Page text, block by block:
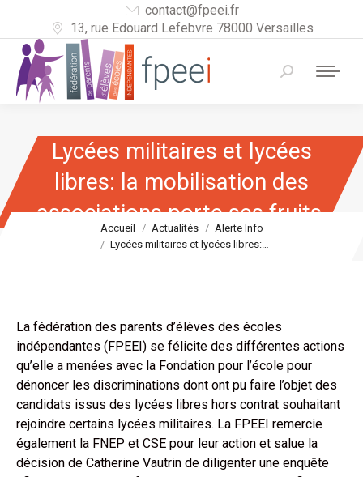
contact@fpeei.fr
13, rue Edouard Lefebvre 78000 Versailles
Recherche
Lycées militaires et lycées
libres: la mobilisation des
associations porte ses fruits.
Vous êtes ici :Accueil Actualités
Alerte Info
Lycées militaires et lycées libres:…
La fédération des parents d’élèves des écoles
indépendantes (FPEEI) se félicite des différentes actions
qu’elle a menées avec la Fondation pour l’école pour
dénoncer les discriminations dont ont pu faire l’objet des
candidats issus des lycées libres hors contrat souhaitant
rejoindre certains lycées militaires. La FPEEI remercie
également la FNEP et CSE pour leur action et salue la
décision de Catherine Vautrin de diligenter une enquête